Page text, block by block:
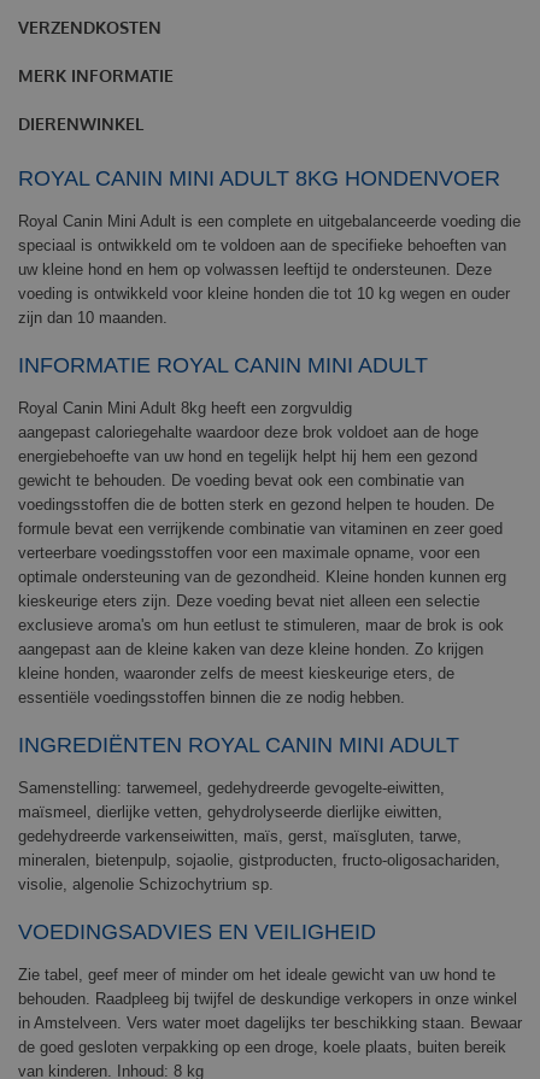
VERZENDKOSTEN
MERK INFORMATIE
DIERENWINKEL
ROYAL CANIN MINI ADULT 8KG HONDENVOER
Royal Canin Mini Adult is een complete en uitgebalanceerde voeding die
speciaal is ontwikkeld om te voldoen aan de specifieke behoeften van
uw kleine hond en hem op volwassen leeftijd te ondersteunen. Deze
voeding is ontwikkeld voor kleine honden die tot 10 kg wegen en ouder
zijn dan 10 maanden.
INFORMATIE ROYAL CANIN MINI ADULT
Royal Canin Mini Adult 8kg heeft een zorgvuldig
aangepast caloriegehalte waardoor deze brok voldoet aan de hoge
energiebehoefte van uw hond en tegelijk helpt hij hem een gezond
gewicht te behouden. De voeding bevat ook een combinatie van
voedingsstoffen die de botten sterk en gezond helpen te houden. De
formule bevat een verrijkende combinatie van vitaminen en zeer goed
verteerbare voedingsstoffen voor een maximale opname, voor een
optimale ondersteuning van de gezondheid. Kleine honden kunnen erg
kieskeurige eters zijn. Deze voeding bevat niet alleen een selectie
exclusieve aroma's om hun eetlust te stimuleren, maar de brok is ook
aangepast aan de kleine kaken van deze kleine honden. Zo krijgen
kleine honden, waaronder zelfs de meest kieskeurige eters, de
essentiële voedingsstoffen binnen die ze nodig hebben.
INGREDIËNTEN ROYAL CANIN MINI ADULT
Samenstelling: tarwemeel, gedehydreerde gevogelte-eiwitten,
maïsmeel, dierlijke vetten, gehydrolyseerde dierlijke eiwitten,
gedehydreerde varkenseiwitten, maïs, gerst, maïsgluten, tarwe,
mineralen, bietenpulp, sojaolie, gistproducten, fructo-oligosachariden,
visolie, algenolie Schizochytrium sp.
VOEDINGSADVIES EN VEILIGHEID
Zie tabel, geef meer of minder om het ideale gewicht van uw hond te
behouden. Raadpleeg bij twijfel de deskundige verkopers in onze winkel
in Amstelveen. Vers water moet dagelijks ter beschikking staan. Bewaar
de goed gesloten verpakking op een droge, koele plaats, buiten bereik
van kinderen. Inhoud: 8 kg